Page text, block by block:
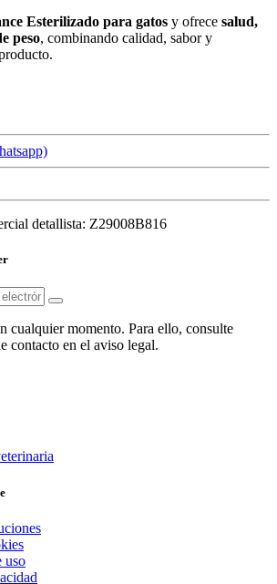
Esterilizado para gatos y ofrece salud,
peso, combinando calidad, sabor y
detallista: Z29008B816
cualquier momento. Para ello, consulte
contacto en el aviso legal.
uso